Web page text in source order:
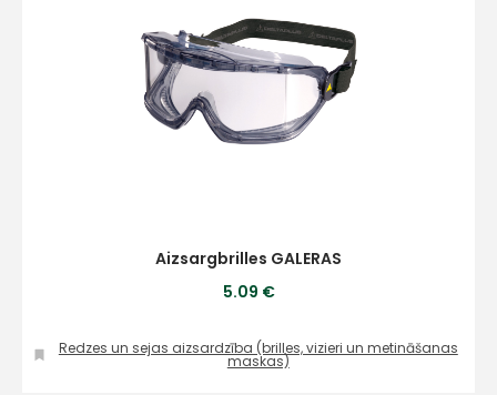
Aizsargbrilles GALERAS
5.09 €
Redzes un sejas aizsardzība (brilles, vizieri un metināšanas
maskas)